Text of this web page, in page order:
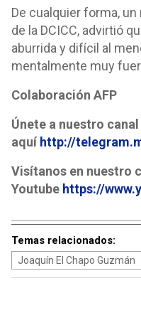
De cualquier forma,
de la DCICC, advirtió
aburrida y difícil al
mentalmente muy
Colaboración AFP
Únete a nuestro
aquí http://
Visítanos en nuestro
Youtube https://
Temas relacionados:
Joaquín El Chapo Guzmán